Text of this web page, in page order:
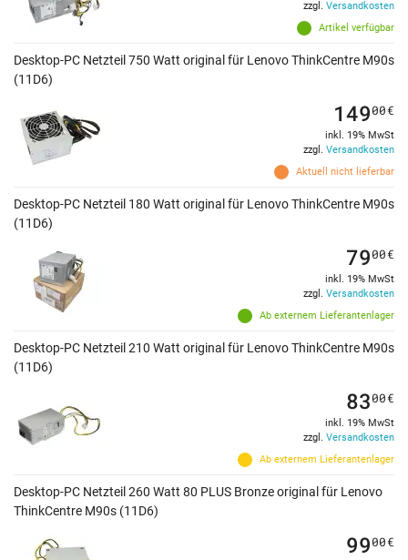
Artikel verfügbar
zzgl. Versandkosten
Desktop-PC Netzteil 750 Watt original für Lenovo ThinkCentre M90s
(11D6)
Aktuell nicht lieferbar
14900€
inkl. 19% MwSt
zzgl. Versandkosten
Desktop-PC Netzteil 180 Watt original für Lenovo ThinkCentre M90s
(11D6)
Ab externem Lieferantenlager
7900€
inkl. 19% MwSt
zzgl. Versandkosten
Desktop-PC Netzteil 210 Watt original für Lenovo ThinkCentre M90s
(11D6)
Ab externem Lieferantenlager
8300€
inkl. 19% MwSt
zzgl. Versandkosten
Desktop-PC Netzteil 260 Watt 80 PLUS Bronze original für Lenovo
ThinkCentre M90s (11D6)
9900€